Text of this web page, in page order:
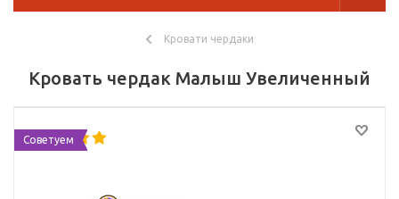
Кровати чердаки
Кровать чердак Малыш Увеличенный
Советуем